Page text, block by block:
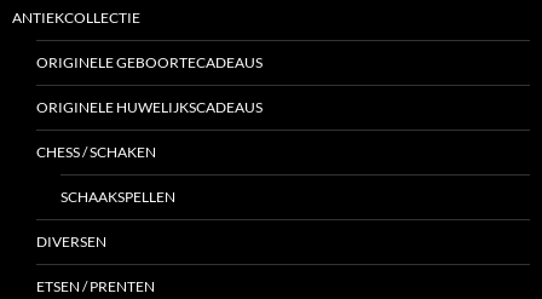
ANTIEKCOLLECTIE
ORIGINELE GEBOORTECADEAUS
ORIGINELE HUWELIJKSCADEAUS
CHESS / SCHAKEN
SCHAAKSPELLEN
DIVERSEN
ETSEN / PRENTEN